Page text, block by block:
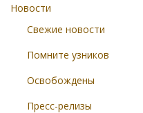
Новости
Свежие новости
Помните узников
Освобождены
Пресс-релизы